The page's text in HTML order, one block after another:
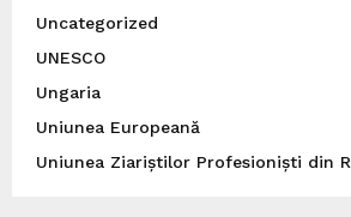
Uncategorized
UNESCO
Ungaria
Uniunea Europeană
Uniunea Ziariștilor Profesioniști din